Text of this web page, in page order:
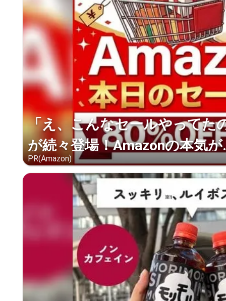
「え、こんなセールやってた
が続々登場！Amazonの本気が
PR(Amazon)